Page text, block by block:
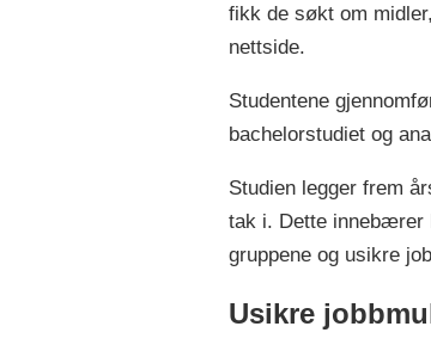
fikk de søkt om
nettside.
Studentene
bachelorstudiet og
Studien legger frem
tak i. Dette innebærer
gruppene og usikre
Usikre